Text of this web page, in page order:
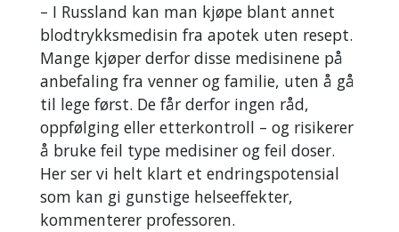
– I Russland kan man kjøpe blant annet
blodtrykksmedisin fra apotek uten resept.
Mange kjøper derfor disse medisinene på
anbefaling fra venner og familie, uten å gå
til lege først. De får derfor ingen råd,
oppfølging eller etterkontroll – og risikerer
å bruke feil type medisiner og feil doser.
Her ser vi helt klart et endringspotensial
som kan gi gunstige helseeffekter,
kommenterer professoren.